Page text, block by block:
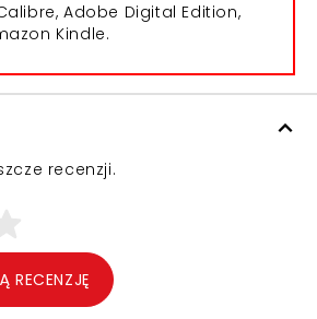
Adobe Digital Edition,
Kindle.
recenzji.
RECENZJĘ